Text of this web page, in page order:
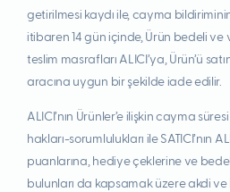
getirilmesi kaydı ile, cayma bildiriminin
itibaren 14 gün içinde, Ürün bedeli ve
teslim masrafları ALICI’ya, Ürün’ü
aracına uygun bir şekilde iade edilir.
ALICI’nın Ürünler’e ilişkin cayma
hakları-sorumlulukları ile SATICI’nın
puanlarına, hediye çeklerine ve
bulunları da kapsamak üzere akdi